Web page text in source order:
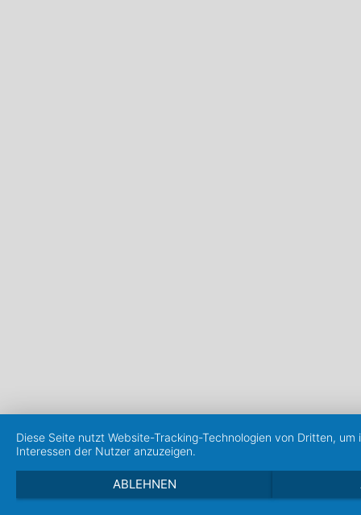
Diese Seite nutzt Website-Tracking-Technologien von Dritten,
Interessen der Nutzer anzuzeigen.
ABLEHNEN